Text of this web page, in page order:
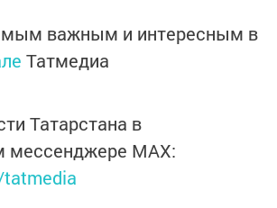
важным и интересным в
Татмедиа
Татарстана в
мессенджере MАХ: